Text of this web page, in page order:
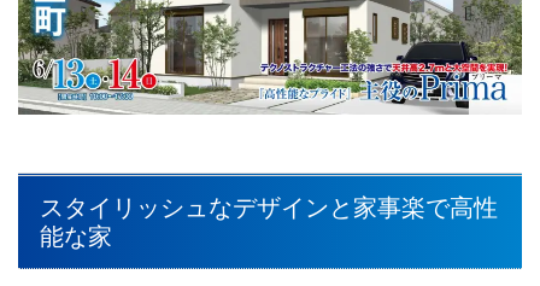
スタイリッシュなデザインと家事楽で高性
能な家